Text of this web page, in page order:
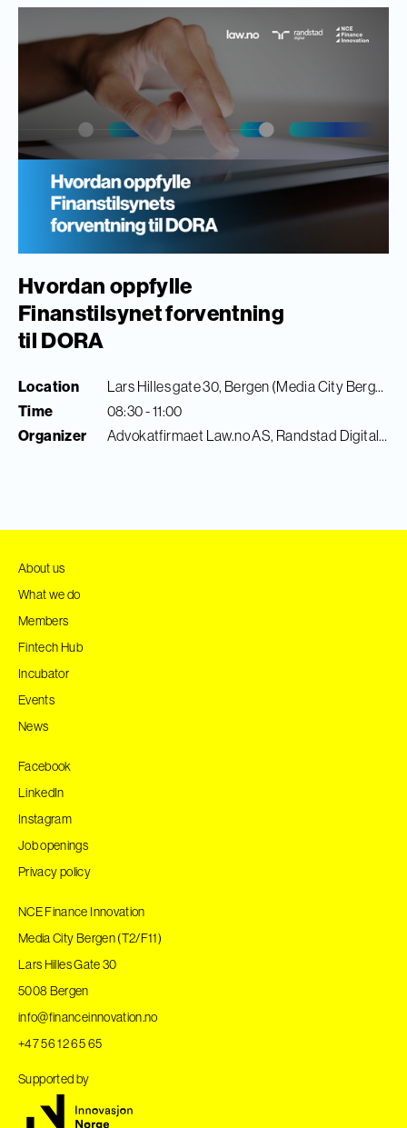
Hvordan oppfylle
Finanstilsynet forventning
til DORA
Location
Time
Organizer
Lars Hilles gate 30, Bergen (Media City Bergen)
08:30 - 11:00
Advokatfirmaet Law.no AS, Randstad Digital & Finance Innovation
About us
What we do
Members
Fintech Hub
Incubator
Events
News
Facebook
LinkedIn
Instagram
Job openings
Privacy policy
NCE Finance Innovation
Media City Bergen (T2/F11)
Lars Hilles Gate 30
5008 Bergen
info@financeinnovation.no
+47 56 12 65 65
Supported by